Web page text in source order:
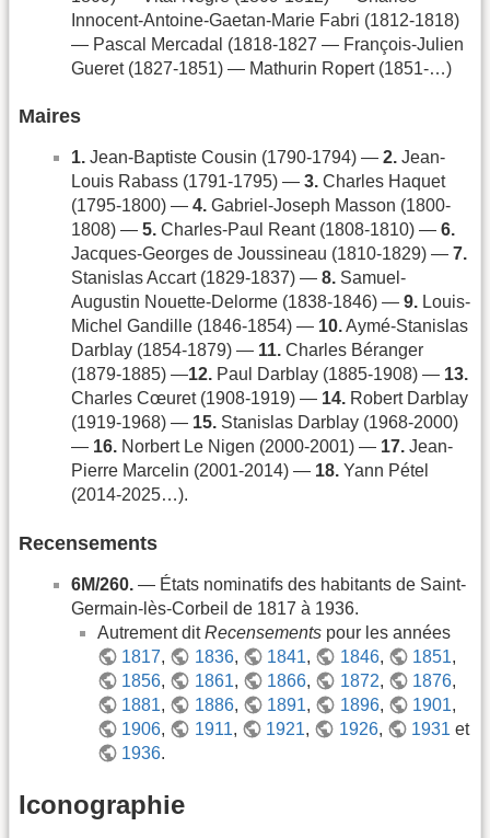
Innocent-Antoine-Gaetan-Marie Fabri (1812-1818)
— Pascal Mercadal (1818-1827 — François-Julien
Gueret (1827-1851) — Mathurin Ropert (1851-…)
Maires
1. Jean-Baptiste Cousin (1790-1794) — 2. Jean-
Louis Rabass (1791-1795) — 3. Charles Haquet
(1795-1800) — 4. Gabriel-Joseph Masson (1800-
1808) — 5. Charles-Paul Reant (1808-1810) — 6.
Jacques-Georges de Joussineau (1810-1829) — 7.
Stanislas Accart (1829-1837) — 8. Samuel-
Augustin Nouette-Delorme (1838-1846) — 9. Louis-
Michel Gandille (1846-1854) — 10.Aymé-Stanislas
Darblay (1854-1879) — 11. Charles Béranger
(1879-1885) —12. Paul Darblay (1885-1908) — 13.
Charles Cœuret (1908-1919) — 14. Robert Darblay
(1919-1968) — 15. Stanislas Darblay (1968-2000)
— 16. Norbert Le Nigen (2000-2001) — 17. Jean-
Pierre Marcelin (2001-2014) — 18. Yann Pétel
(2014-2025…).
Recensements
6M/260. — États nominatifs des habitants de Saint-
Germain-lès-Corbeil de 1817 à 1936.
Autrement ditRecensements pour les années
1817, 1836, 1841, 1846, 1851,
1856, 1861, 1866, 1872, 1876,
1881, 1886, 1891, 1896, 1901,
1906, 1911, 1921, 1926, 1931 et
1936.
Iconographie